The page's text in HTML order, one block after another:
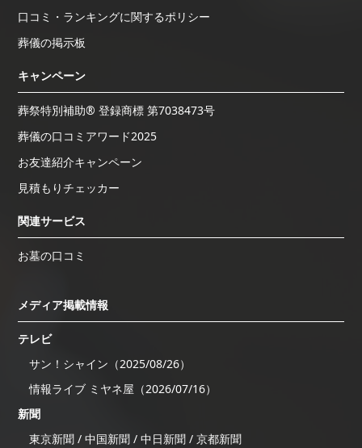
口コミ・ランキングに関するポリシー
葬儀の掲示板
キャンペーン
葬祭特別補助® 登録商標 第7038473号
葬儀の口コミアワード2025
お友達紹介キャンペーン
見積もりチェッカー
関連サービス
お墓の口コミ
メディア掲載情報
テレビ
サン！シャイン（2025/08/26）
情報ライブ ミヤネ屋（2026/07/16）
新聞
東京新聞 / 中国新聞 / 中日新聞 / 京都新聞